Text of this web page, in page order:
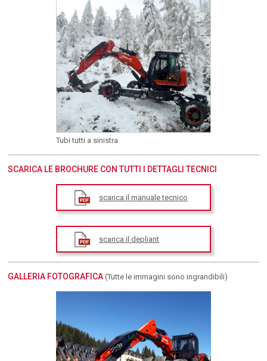
Tubi tutti a sinistra
SCARICA LE BROCHURE CON TUTTI I DETTAGLI TECNICI
scarica il manuale tecnico
scarica il depliant
GALLERIA FOTOGRAFICA(Tutte le immagini sono ingrandibili)